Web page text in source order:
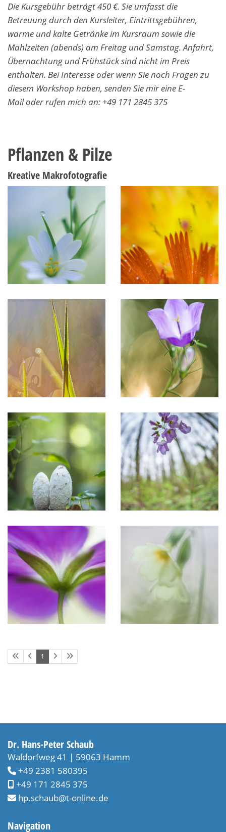
Die Kursgebühr beträgt 450 €. Sie umfasst die
Betreuung durch den Kursleiter, Eintrittsgebühren,
warme und kalte Getränke im Kursraum sowie die
Mahlzeiten (abends) am Freitag und Samstag. Anfahrt,
Übernachtung und Frühstück sind nicht im Preis
enthalten. Bei Interesse oder wenn Sie noch Fragen zu
diesem Workshop haben, senden Sie mir eine E-
Mail oder rufen mich an: +49 171 2845 375
Pflanzen & Pilze
Kreative Makrofotografie
1
Dr. Hans-Peter Schaub
Waldorfweg 41 | 59063 Hamm
+49 2381 580395
+49 171 2845 375
hp.schaub@t-online.de
Navigation